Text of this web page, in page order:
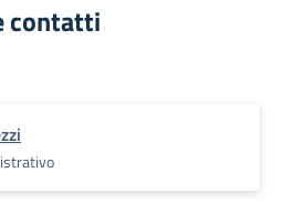
contatti